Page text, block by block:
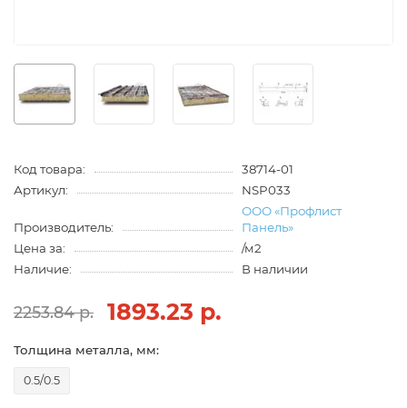
Код товара:
38714-01
Артикул:
NSP033
Производитель:
ООО «Профлист
Панель»
Цена за:
/м2
Наличие:
В наличии
2253.84 р. 1893.23 р.
Толщина металла, мм:
0.5/0.5